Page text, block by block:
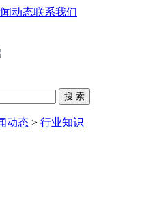
动态联系我们
动态 > 行业知识